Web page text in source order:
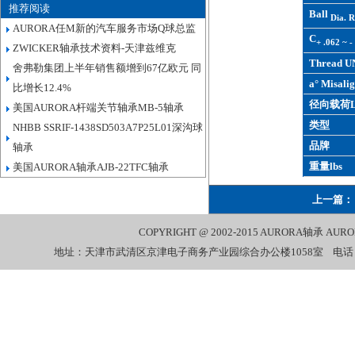
推荐阅读
AURORA任M新的汽车服务市场Q球总监
ZWICKER轴承技术资料-天津兹维克
舍弗勒集团上半年销售额增到67亿欧元 同
比增长12.4%
美国AURORA杆端关节轴承MB-5轴承
NHBB SSRIF-1438SD503A7P25L01深沟球
轴承
美国AURORA轴承AJB-22TFC轴承
BallDia.
C+ .062 ~ -
Thread
a°
径向载荷
类型
品牌
重量lbs
上一篇：
COPYRIGHT @ 2002-2015AURORA轴承
地址：天津市武清区京津电子商务产业园综合办公楼1058室 电